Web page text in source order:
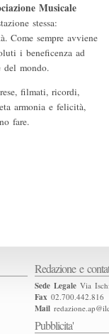
Musicale
stessa:
Come sempre avviene
i beneficenza ad
mondo.
filmati, ricordi,
armonia e felicità,
fare.
Redazione e
Sede Legale Via
Fax 02.700.442.816
Mail
Pubblicita'